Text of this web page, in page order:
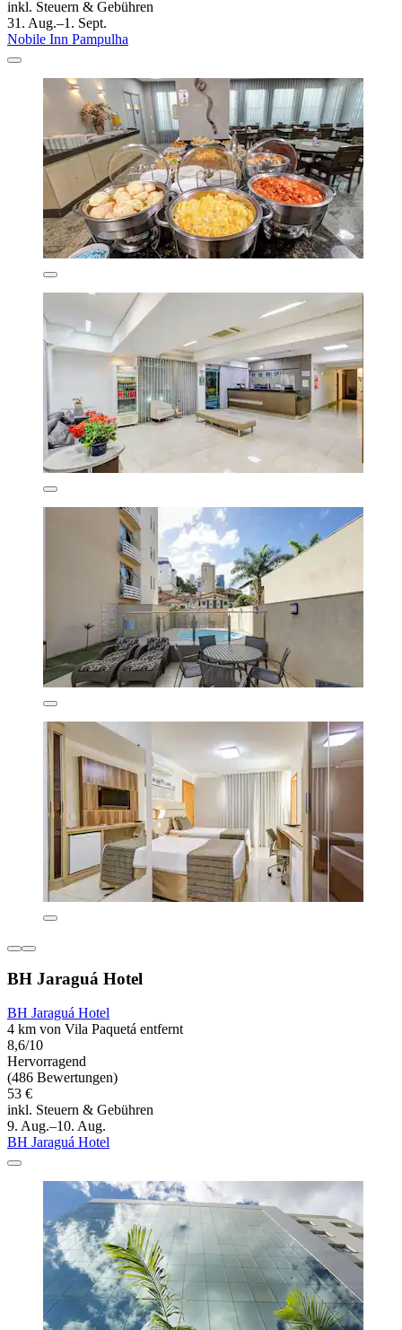
inkl. Steuern & Gebühren
31. Aug.–1. Sept.
Nobile Inn Pampulha
BH Jaraguá Hotel
BH Jaraguá Hotel
4 km von Vila Paquetá entfernt
8,6/10
Hervorragend
(486 Bewertungen)
53 €
inkl. Steuern & Gebühren
9. Aug.–10. Aug.
BH Jaraguá Hotel